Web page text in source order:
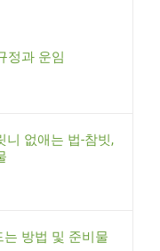
정과 운임
니 없애는 법-참빗,
방법 및 준비물